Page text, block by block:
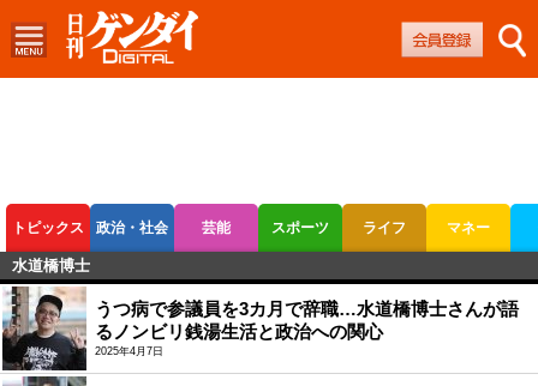
トピックス 政治・社会 芸能 スポーツ ライフ マネー
ボートレース
水道橋博士
うつ病で参議員を3カ月で辞職…水道橋博士さんが語
るノンビリ銭湯生活と政治への関心
2025年4月7日